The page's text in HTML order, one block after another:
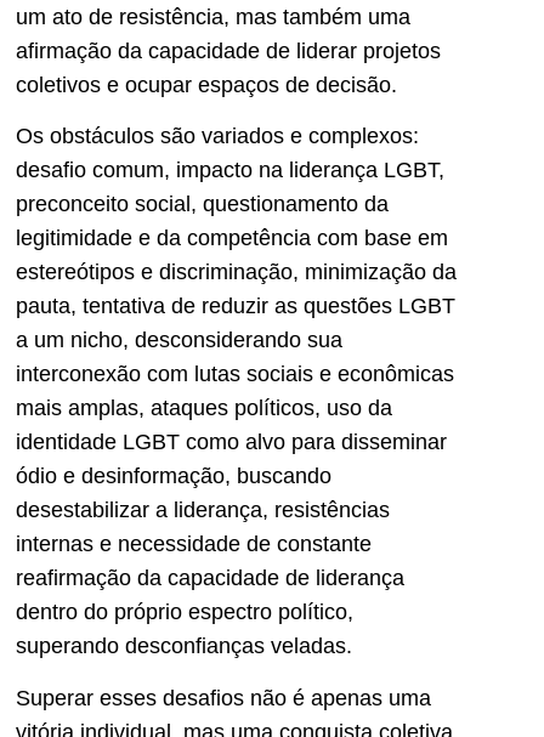
um ato de resistência, mas também uma
afirmação da capacidade de liderar projetos
coletivos e ocupar espaços de decisão.
Os obstáculos são variados e complexos:
desafio comum, impacto na liderança LGBT,
preconceito social, questionamento da
legitimidade e da competência com base em
estereótipos e discriminação, minimização da
pauta, tentativa de reduzir as questões LGBT
a um nicho, desconsiderando sua
interconexão com lutas sociais e econômicas
mais amplas, ataques políticos, uso da
identidade LGBT como alvo para disseminar
ódio e desinformação, buscando
desestabilizar a liderança, resistências
internas e necessidade de constante
reafirmação da capacidade de liderança
dentro do próprio espectro político,
superando desconfianças veladas.
Superar esses desafios não é apenas uma
vitória individual, mas uma conquista coletiva